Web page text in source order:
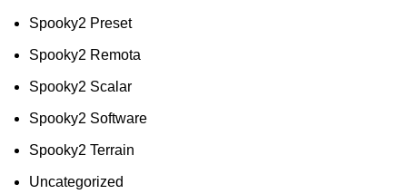
Spooky2 Preset
Spooky2 Remota
Spooky2 Scalar
Spooky2 Software
Spooky2 Terrain
Uncategorized